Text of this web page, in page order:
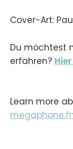
Cover-Art:
Du möchtest
erfahren?
Learn more